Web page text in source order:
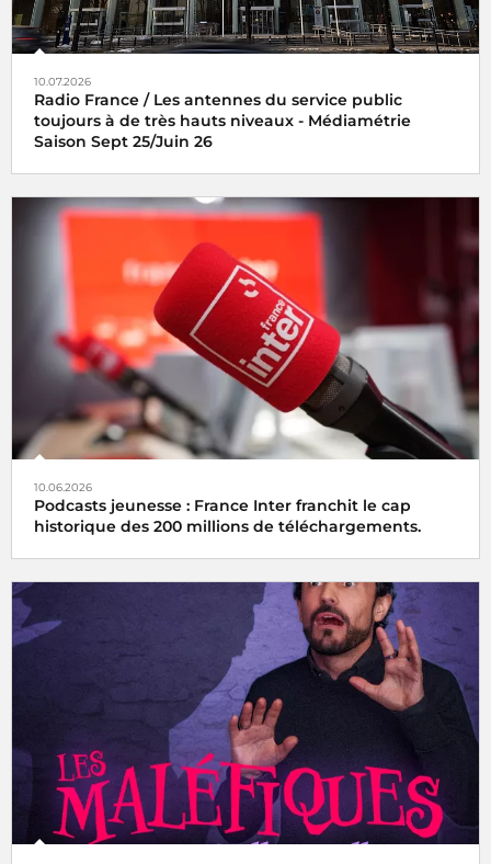
10.07.2026
Radio France / Les antennes du service public
toujours à de très hauts niveaux - Médiamétrie
Saison Sept 25/Juin 26
10.06.2026
Podcasts jeunesse : France Inter franchit le cap
historique des 200 millions de téléchargements.